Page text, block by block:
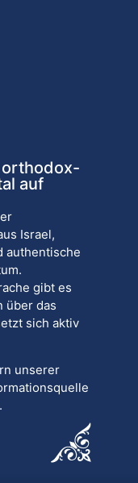
auf
Israel,
authentische
gibt es
über das
sich aktiv
unserer